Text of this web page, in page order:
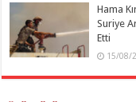
Hama
Suriye
Etti
15/08/